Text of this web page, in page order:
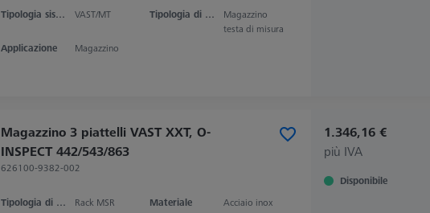
Tipologia sistema di misura VAST/MT Tipologia di prodotto
Magazzino
testa di misura
Applicazione
Magazzino
Magazzino 3 piattelli VAST XXT, O-
INSPECT 442/543/863
626100-9382-002
Tipologia di prodotto Rack MSR Materiale
Acciaio inox
1.346,16 €
più IVA
Disponibile